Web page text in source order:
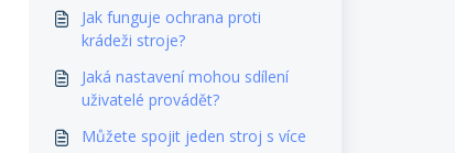
Jak funguje ochrana proti
krádeži stroje?
Jaká nastavení mohou sdílení
uživatelé provádět?
Můžete spojit jeden stroj s více